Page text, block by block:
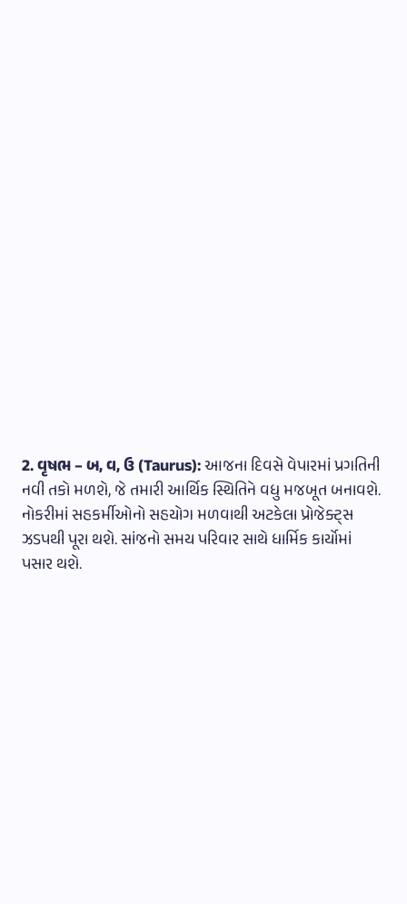
2. વૃષભ – બ, વ, ઉ (Taurus):આજના દિવસે વેપારમાં પ્રગતિની
નવી તકો મળશે, જે તમારી આર્થિક સ્થિતિને વધુ મજબૂત બનાવશે.
નોકરીમાં સહકર્મીઓનો સહયોગ મળવાથી અટકેલા પ્રોજેક્ટ્સ
ઝડપથી પૂરા થશે. સાંજનો સમય પરિવાર સાથે ધાર્મિક કાર્યોમાં
પસાર થશે.